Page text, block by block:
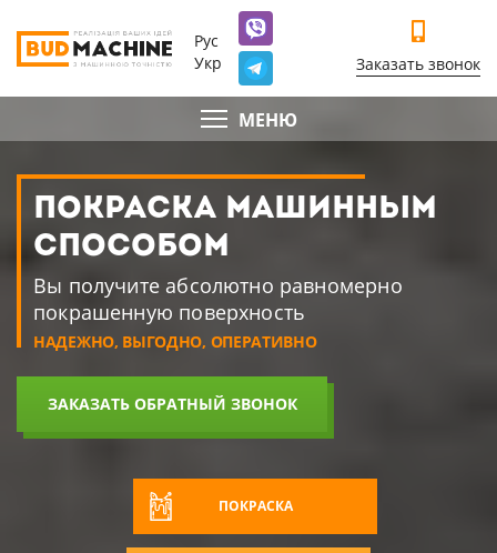
Рус
Укр
Заказать звонок
МЕНЮ
ПОКРАСКА МАШИННЫМ
СПОСОБОМ
Вы получите абсолютно равномерно
покрашенную поверхность
НАДЕЖНО, ВЫГОДНО, ОПЕРАТИВНО
ЗАКАЗАТЬ ОБРАТНЫЙ ЗВОНОК
ПОКРАСКА